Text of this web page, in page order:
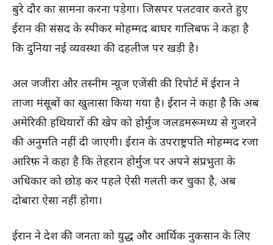
बुरे दौर का सामना करना पड़ेगा। जिसपर पलटवार करते हुए
ईरान की संसद के स्पीकर मोहम्मद बाघर गालिबफ ने कहा है
कि दुनिया नई व्यवस्था की दहलीज पर खड़ी है।
अल जजीरा और तस्नीम न्यूज एजेंसी की रिपोर्ट में ईरान ने
ताजा मंसूबों का खुलासा किया गया है। ईरान ने कहा है कि अब
अमेरिकी हथियारों की खेप को होर्मुज जलडमरूमध्य से गुजरने
की अनुमति नहीं दी जाएगी। ईरान के उपराष्ट्रपति मोहम्मद रजा
आरिफ़ ने कहा है कि तेहरान होर्मुज पर अपने संप्रभुता के
अधिकार को छोड़ कर पहले ऐसी गलती कर चुका है, अब
दोबारा ऐसा नहीं होगा।
ईरान ने देश की जनता को युद्ध और आर्थिक नुकसान के लिए